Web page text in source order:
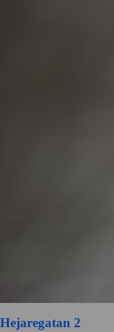
Hejaregatan 2